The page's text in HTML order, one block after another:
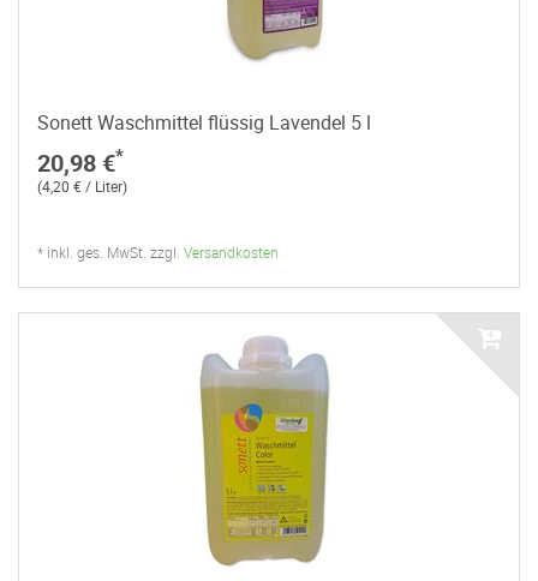
Sonett Waschmittel flüssig Lavendel 5 l
20,98 €*
(4,20 € / Liter)
* inkl. ges. MwSt. zzgl. Versandkosten